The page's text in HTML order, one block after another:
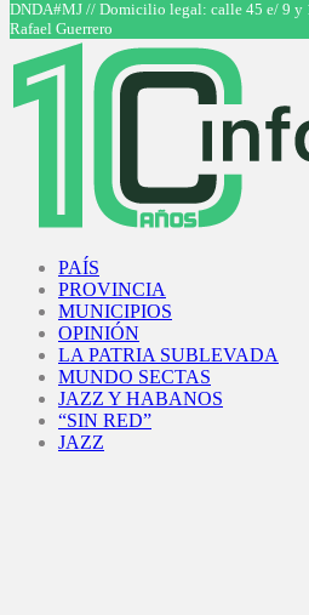
DNDA#MJ // Domicilio legal: calle 45 e/ 9 y
Rafael Guerrero
PAÍS
PROVINCIA
MUNICIPIOS
OPINIÓN
LA PATRIA SUBLEVADA
MUNDO SECTAS
JAZZ Y HABANOS
“SIN RED”
JAZZ